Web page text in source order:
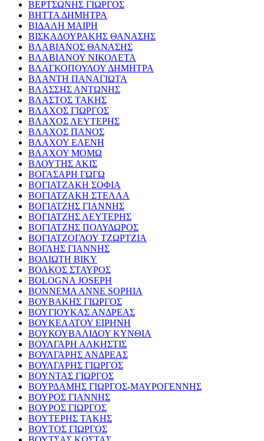
ΒΕΡΤΣΩΝΗΣ ΓΙΩΡΓΟΣ
ΒΗΤΤΑ ΔΗΜΗΤΡΑ
ΒΙΔΑΛΗ ΜΑΙΡΗ
ΒΙΣΚΑΔΟΥΡΑΚΗΣ ΘΑΝΑΣΗΣ
ΒΛΑΒΙΑΝΟΣ ΘΑΝΑΣΗΣ
ΒΛΑΒΙΑΝΟΥ ΝΙΚΟΛΕΤΑ
ΒΛΑΓΚΟΠΟΥΛΟΥ ΔΗΜΗΤΡΑ
ΒΛΑΝΤΗ ΠΑΝΑΓΙΩΤΑ
ΒΛΑΣΣΗΣ ΑΝΤΩΝΗΣ
ΒΛΑΣΤΟΣ ΤΑΚΗΣ
ΒΛΑΧΟΣ ΓΙΩΡΓΟΣ
ΒΛΑΧΟΣ ΛΕΥΤΕΡΗΣ
ΒΛΑΧΟΣ ΠΑΝΟΣ
ΒΛΑΧΟΥ ΕΛΕΝΗ
ΒΛΑΧΟΥ ΜΟΜΩ
ΒΛΟΥΤΗΣ ΑΚΙΣ
ΒΟΓΑΣΑΡΗ ΓΩΓΩ
ΒΟΓΙΑΤΖΑΚΗ ΣΟΦΙΑ
ΒΟΓΙΑΤΖΑΚΗ ΣΤΕΛΛΑ
ΒΟΓΙΑΤΖΗΣ ΓΙΑΝΝΗΣ
ΒΟΓΙΑΤΖΗΣ ΛΕΥΤΕΡΗΣ
ΒΟΓΙΑΤΖΗΣ ΠΟΛΥΔΩΡΟΣ
ΒΟΓΙΑΤΖΟΓΛΟΥ ΤΖΩΡΤΖΙΑ
ΒΟΓΛΗΣ ΓΙΑΝΝΗΣ
ΒΟΛΙΩΤΗ ΒΙΚΥ
ΒΟΛΚΟΣ ΣΤΑΥΡΟΣ
BOLOGNA JOSEPH
BONNEMA ANNE SOPHIA
ΒΟΥΒΑΚΗΣ ΓΙΩΡΓΟΣ
ΒΟΥΓΙΟΥΚΑΣ ΑΝΔΡΕΑΣ
ΒΟΥΚΕΛΑΤΟΥ ΕΙΡΗΝΗ
ΒΟΥΚΟΥΒΑΛΙΔΟΥ ΚΥΝΘΙΑ
ΒΟΥΛΓΑΡΗ ΑΛΚΗΣΤΙΣ
ΒΟΥΛΓΑΡΗΣ ΑΝΔΡΕΑΣ
ΒΟΥΛΓΑΡΗΣ ΓΙΩΡΓΟΣ
ΒΟΥΝΤΑΣ ΓΙΩΡΓΟΣ
ΒΟΥΡΔΑΜΗΣ ΓΙΩΡΓΟΣ-ΜΑΥΡΟΓΕΝΝΗΣ
ΒΟΥΡΟΣ ΓΙΑΝΝΗΣ
ΒΟΥΡΟΣ ΓΙΩΡΓΟΣ
ΒΟΥΤΕΡΗΣ ΤΑΚΗΣ
ΒΟΥΤΟΣ ΓΙΩΡΓΟΣ